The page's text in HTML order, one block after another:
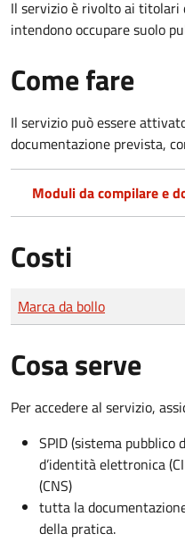
Il servizio è rivolto ai
intendono occupare suolo
Come fare
Il servizio può essere
documentazione prevista,
Moduli da compilare e
Costi
Tipo di pagamento
Importo
Marca da bollo
Cosa serve
Per accedere al servizio,
SPID (sistema
d’identità elettronica
(CNS)
tutta la
della pratica.